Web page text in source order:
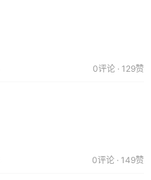
0评论 · 129赞
0评论 · 149赞